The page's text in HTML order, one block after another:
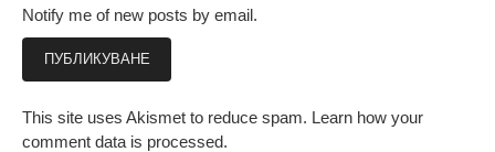
Notify me of new posts by email.
This site uses Akismet to reduce spam. Learn how your
comment data is processed.